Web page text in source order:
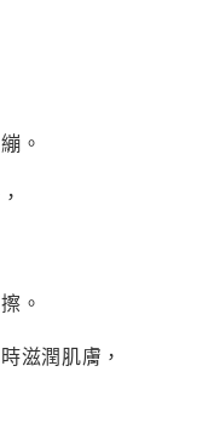
。
。
滋潤肌膚，